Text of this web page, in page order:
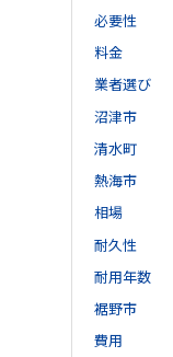
必要性
料金
業者選び
沼津市
清水町
熱海市
相場
耐久性
耐用年数
裾野市
費用